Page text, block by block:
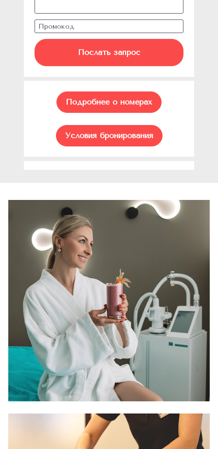
Промокод
Послать запрос
Подробнее о номерах
Условия бронирования